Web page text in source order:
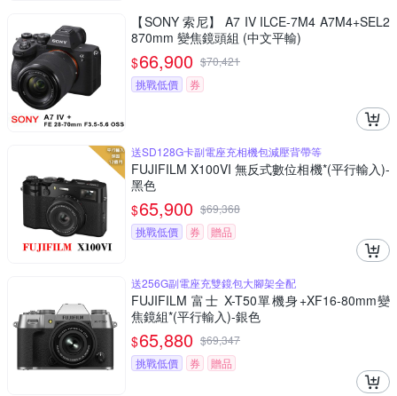
【SONY 索尼】 A7 IV ILCE-7M4 A7M4+SEL2
870mm 變焦鏡頭組 (中文平輸)
$66,900 $70,421
挑戰低價
券
送SD128G卡副電座充相機包減壓背帶等
FUJIFILM X100VI 無反式數位相機*(平行輸入)-
黑色
$65,900 $69,368
挑戰低價
券 贈品
送256G副電座充雙鏡包大腳架全配
FUJIFILM 富士 X-T50單機身+XF16-80mm變
焦鏡組*(平行輸入)-銀色
$65,880 $69,347
挑戰低價
券 贈品